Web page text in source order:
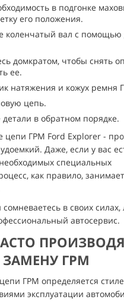
в подгонке
его положения.
коленчатый вал с помощью
домкратом, чтобы снять
ее.
натяжения и кожух ремня
цепь.
детали в обратном порядке.
цепи ГРМ Ford Explorer -
Даже, если у вас
специальных
как правило,
в своих
автосервис.
ЗАМЕНУ ГРМ
ГРМ определяется
эксплуатации